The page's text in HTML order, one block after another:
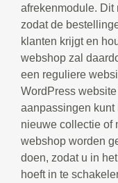
afrekenmodule. Dit
zodat de
klanten krijgt en
webshop zal
een reguliere
WordPress
aanpassingen kunt
nieuwe collectie of
webshop worden
doen, zodat u in
hoeft in te